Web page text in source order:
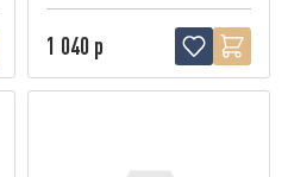
1 040 р